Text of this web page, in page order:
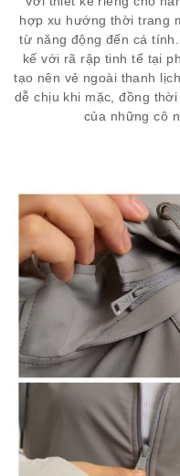
hợp xu hướng thời trang
từ năng động đến cá
kế với rã rập tinh tế tại
tạo nên vẻ ngoài thanh
dễ chịu khi mặc, đồng
của những cô